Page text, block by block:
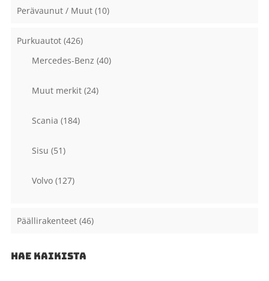
Perävaunut / Muut (10)
Purkuautot (426)
Mercedes-Benz (40)
Muut merkit (24)
Scania (184)
Sisu (51)
Volvo (127)
Päällirakenteet (46)
HAE KAIKISTA